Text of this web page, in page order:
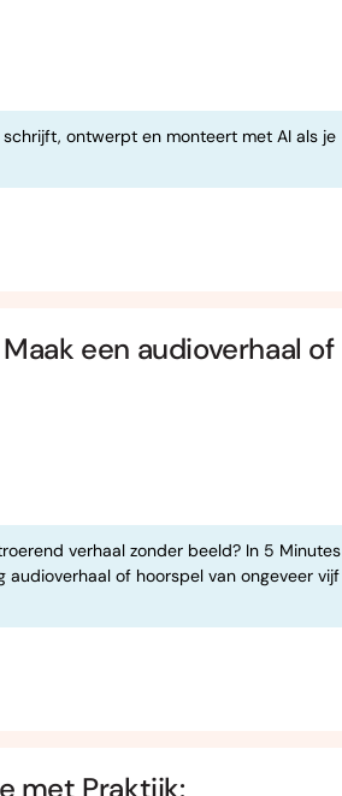
ontwerpt en monteert met AI als je
een audioverhaal of
verhaal zonder beeld? In 5 Minutes
audioverhaal of hoorspel van ongeveer vijf
met Praktijk: